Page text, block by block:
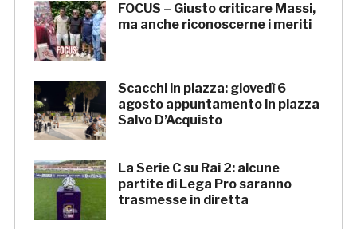
FOCUS – Giusto criticare Massi,
ma anche riconoscerne i meriti
Scacchi in piazza: giovedì 6
agosto appuntamento in piazza
Salvo D’Acquisto
La Serie C su Rai 2: alcune
partite di Lega Pro saranno
trasmesse in diretta